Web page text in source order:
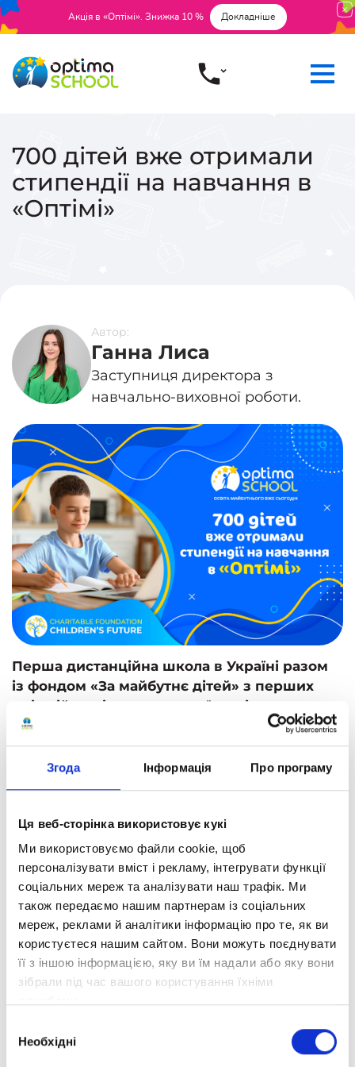
Згода Інформація Про програму
Ця веб-сторінка використовує кукі
Ми використовуємо файли cookie, щоб
персоналізувати вміст і рекламу, інтегрувати функції
соціальних мереж та аналізувати наш трафік. Ми
також передаємо нашим партнерам із соціальних
мереж, реклами й аналітики інформацію про те, як ви
користуєтеся нашим сайтом. Вони можуть поєднувати
її з іншою інформацією, яку ви їм надали або яку вони
зібрали під час вашого користування їхніми
згоди
Необхідні
Акція в «Оптімі». Знижка 10 % Докладніше
700 дітей вже отримали
стипендії на навчання в
«Оптімі»
Автор:
Ганна Лиса
Заступниця директора з
навчально-виховної роботи.
Перша дистанційна школа в Україні разом
із фондом «За майбутнє дітей» з перших
днів війни підтримує українські родини.
Оптіма
» запровадила стипендіальні
програми на навчання українських
школярів, щоб кожна дитина мала
Від початку ініціативи стипендії на
навчання отримали вже 700 дітей. Вони
навчаються в найбільшій дистанційній
школі України, мають доступ до авторських
навчальних матеріалів та сучасної освітньої
платформи.
Стипендіальні програми від школи та фонду
передбачають відшкодування повної
вартості навчання або компенсацію більшої
»